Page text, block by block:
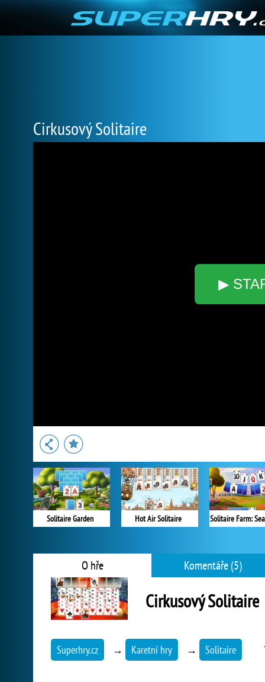
Cirkusový Solitaire
▶
Solitaire Garden Hot Air Solitaire Solitaire Farm:
O hře Komentáře (5)
Cirkusový Solitaire
Superhry.cz → Karetní hry → Solitaire